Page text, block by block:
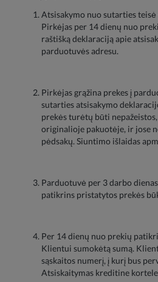
Atsisakymo nuo sutarties teisė
Pirkėjas per 14 dienų nuo
raštišką deklaraciją apie
parduotuvės adresu.
Pirkėjas grąžina prekes į
sutarties atsisakymo
prekės turėtų būti
originalioje pakuotėje, ir jose
pėdsakų. Siuntimo išlaidas
Parduotuvė per 3 darbo
patikrins pristatytos prekės
Per 14 dienų nuo prekių
Klientui sumokėtą sumą.
sąskaitos numerį, į kurį bus
Atsiskaitymas kreditine